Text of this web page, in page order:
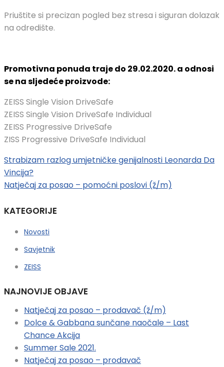
Priuštite si precizan pogled bez stresa i siguran dolazak
na odredište.
Promotivna ponuda traje do 29.02.2020. a odnosi
se na sljedeće proizvode:
ZEISS Single Vision DriveSafe
ZEISS Single Vision DriveSafe Individual
ZEISS Progressive DriveSafe
ZISS Progressive DriveSafe Individual
Strabizam razlog umjetničke genijalnosti Leonarda Da
Vincija?
Natječaj za posao – pomoćni poslovi (ž/m)
KATEGORIJE
Novosti
Savjetnik
ZEISS
NAJNOVIJE OBJAVE
Natječaj za posao – prodavač (ž/m)
Dolce & Gabbana sunčane naočale – Last
Chance Akcija
Summer Sale 2021.
Natječaj za posao – prodavač